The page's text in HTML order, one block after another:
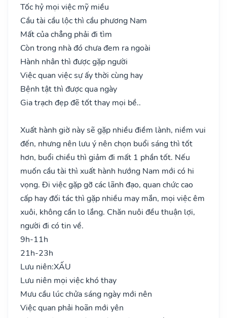
Tốc hỷ mọi việc mỹ miều
Cầu tài cầu lộc thì cầu phương Nam
Mất của chẳng phải đi tìm
Còn trong nhà đó chưa đem ra ngoài
Hành nhân thì được gặp người
Việc quan việc sự ấy thời cùng hay
Bệnh tật thì được qua ngày
Gia trạch đẹp đẽ tốt thay mọi bề..
Xuất hành giờ này sẽ gặp nhiều điềm lành, niềm vui
đến, nhưng nên lưu ý nên chọn buổi sáng thì tốt
hơn, buổi chiều thì giảm đi mất 1 phần tốt. Nếu
muốn cầu tài thì xuất hành hướng Nam mới có hi
vọng. Đi việc gặp gỡ các lãnh đạo, quan chức cao
cấp hay đối tác thì gặp nhiều may mắn, mọi việc êm
xuôi, không cần lo lắng. Chăn nuôi đều thuận lợi,
người đi có tin về.
9h-11h
21h-23h
Lưu niên:XẤU
Lưu niên mọi việc khó thay
Mưu cầu lúc chửa sáng ngày mới nên
Việc quan phải hoãn mới yên